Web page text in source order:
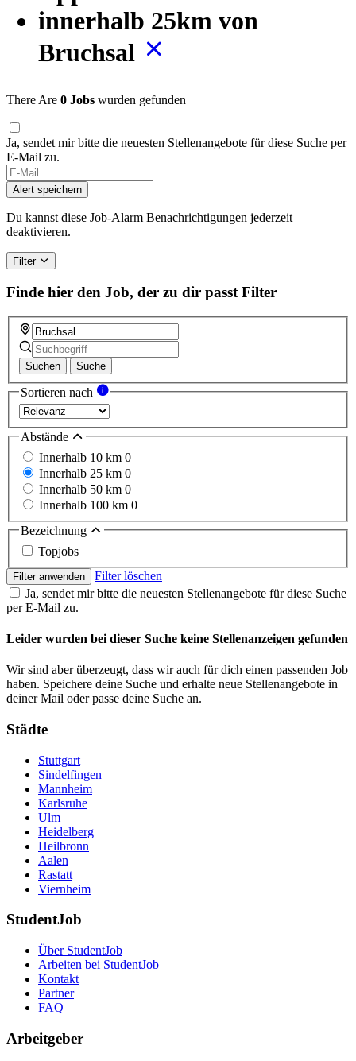
innerhalb 25km von
Bruchsal
There Are 0 Jobs wurden gefunden
Ja, sendet mir bitte die neuesten Stellenangebote für diese Suche per
E-Mail zu.
If
you
are
a
human,
this
field
Alert speichern
Du kannst diese Job-Alarm Benachrichtigungen jederzeit
deaktivieren.
Filter
Finde hier den Job, der zu dir passt Filter
Suchen Suche
Sortieren nach
Abstände
Innerhalb 10 km 0
Innerhalb 25 km 0
Innerhalb 50 km 0
Innerhalb 100 km 0
Bezeichnung
Topjobs
Filter anwenden
Filter löschen
Ja, sendet mir bitte die neuesten Stellenangebote für diese Suche
per E-Mail zu.
Leider wurden bei dieser Suche keine Stellenanzeigen gefunden
Wir sind aber überzeugt, dass wir auch für dich einen passenden Job
haben. Speichere deine Suche und erhalte neue Stellenangebote in
deiner Mail oder passe deine Suche an.
Städte
Stuttgart
Sindelfingen
Mannheim
Karlsruhe
Ulm
Heidelberg
Heilbronn
Aalen
Rastatt
Viernheim
StudentJob
Über StudentJob
Arbeiten bei StudentJob
Kontakt
Partner
FAQ
Arbeitgeber